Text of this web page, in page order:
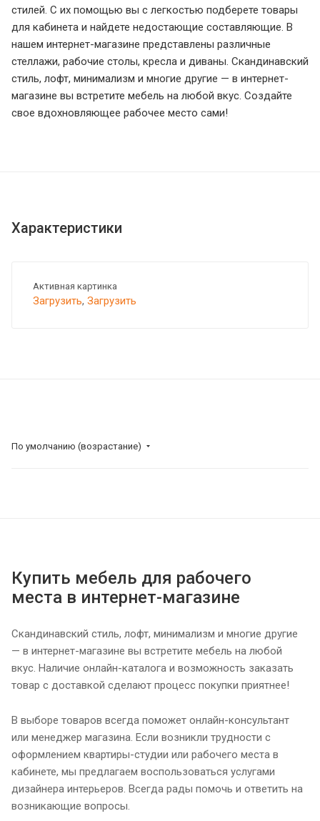
стилей. С их помощью вы с легкостью подберете товары
для кабинета и найдете недостающие составляющие. В
нашем интернет-магазине представлены различные
стеллажи, рабочие столы, кресла и диваны. Скандинавский
стиль, лофт, минимализм и многие другие — в интернет-
магазине вы встретите мебель на любой вкус. Создайте
свое вдохновляющее рабочее место сами!
Характеристики
Активная картинка
Загрузить, Загрузить
По умолчанию (возрастание)
Купить мебель для рабочего
места в интернет-магазине
Скандинавский стиль, лофт, минимализм и многие другие
— в интернет-магазине вы встретите мебель на любой
вкус. Наличие онлайн-каталога и возможность заказать
товар с доставкой сделают процесс покупки приятнее!
В выборе товаров всегда поможет онлайн-консультант
или менеджер магазина. Если возникли трудности с
оформлением квартиры-студии или рабочего места в
кабинете, мы предлагаем воспользоваться услугами
дизайнера интерьеров. Всегда рады помочь и ответить на
возникающие вопросы.